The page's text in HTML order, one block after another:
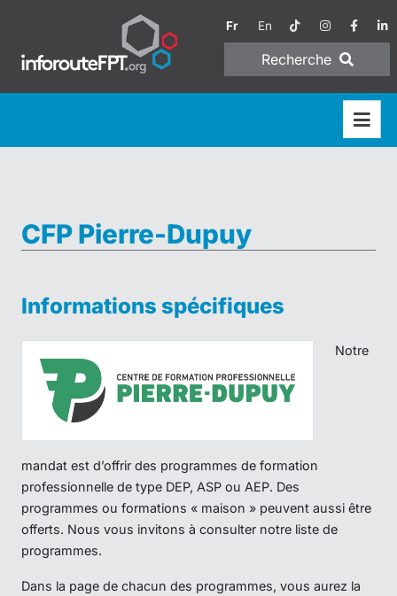
Fr En
Recherche
CFP Pierre-Dupuy
Informations spécifiques
Notre
mandat est d’offrir des programmes de formation
professionnelle de type DEP, ASP ou AEP. Des
programmes ou formations « maison » peuvent aussi être
offerts. Nous vous invitons à consulter notre liste de
programmes.
Dans la page de chacun des programmes, vous aurez la